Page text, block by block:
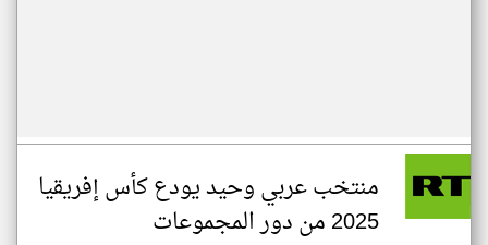
منتخب عربي وحيد يودع كأس إفريقيا
2025 من دور المجموعات